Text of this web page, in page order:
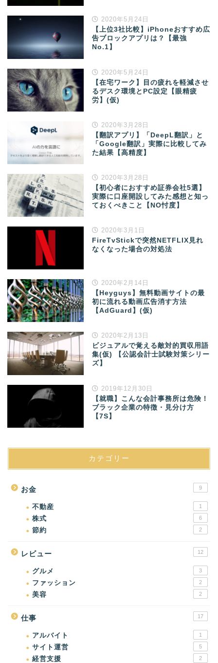
2020年5月24日
【上位3社比較】iPhoneおすすめ広
告ブロックアプリは？【最強
No.1】
2020年5月24日
【在宅ワーク】目の疲れを軽減させ
るデスク環境とPC設定【眼精疲
労】(仮)
2020年3月28日
【翻訳アプリ】「DeepL翻訳」と
「Google翻訳」実際に比較してみ
た結果【高精度】
2020年3月28日
【初心者におすすめ証券会社5選】
実際に口座開設してみた感想と知っ
ておくべきこと【NO忖度】
2020年3月1日
FireTvStickで突然NETFLIX見れ
なくなった場合の対処法
2020年2月14日
【Heyguys】無料動画サイトの最
初に流れる動画広告消す方法
【AdGuard】(仮)
2020年2月13日
ビジュアルで覚える敵対的買収用語
集(仮) 【公認会計士試験対策シリー
ズ】
2019年12月30日
【就職】こんな会計事務所は危険！
ブラック企業の特徴・見分け方
【7S】
カテゴリー
お金 9
不動産 1
株式 6
節約 2
レビュー 12
グルメ 3
ファッション 2
美容 2
仕事 17
アルバイト 1
サイト運営 5
経営支援 2